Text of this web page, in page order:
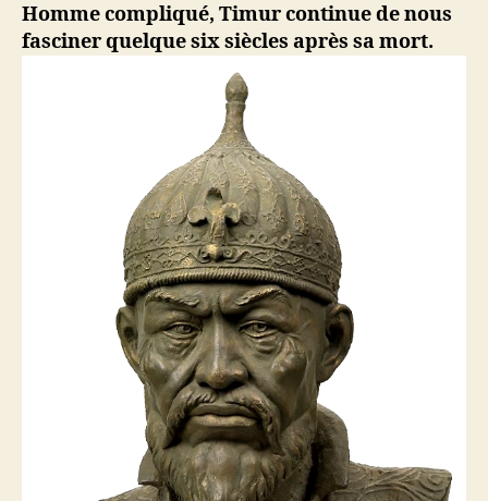
Homme compliqué, Timur continue de nous
fasciner quelque six siècles après sa mort.